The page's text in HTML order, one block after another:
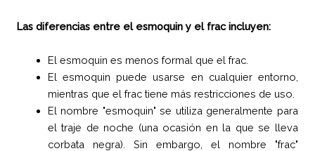
Las diferencias entre el esmoquin y el frac incluyen:
El esmoquin es menos formal que el frac.
El esmoquin puede usarse en cualquier entorno,
mientras que el frac tiene más restricciones de uso.
El nombre "esmoquin" se utiliza generalmente para
el traje de noche (una ocasión en la que se lleva
corbata negra). Sin embargo, el nombre "frac"